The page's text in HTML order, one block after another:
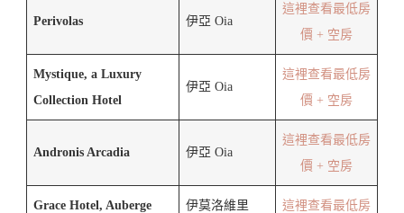
Perivolas 伊亞 Oia
這裡查看最低房
價 + 空房
Mystique, a Luxury
Collection Hotel
伊亞 Oia
這裡查看最低房
價 + 空房
Andronis Arcadia 伊亞 Oia
這裡查看最低房
價 + 空房
Grace Hotel, Auberge
伊莫洛維里
這裡查看最低房